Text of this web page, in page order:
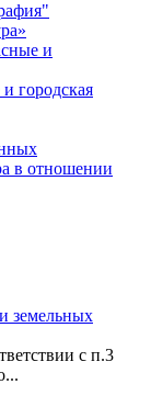
и
городская
в отношении
земельных
с п.3